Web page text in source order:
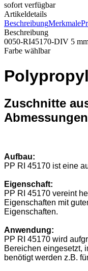
sofort verfügbar
Artikeldetails
BeschreibungMerkmale
Beschreibung
0050-RI45170-DIV 5
Farbe wählbar
Zuschnitte
Aufbau:
PP RI 45170 ist eine
Eigenschaft:
PP RI 45170 vereint
Eigenschaften mit
Eigenschaften.
Anwendung:
PP RI 45170 wird
Bereichen eingesetzt,
benötigt werden z.B.